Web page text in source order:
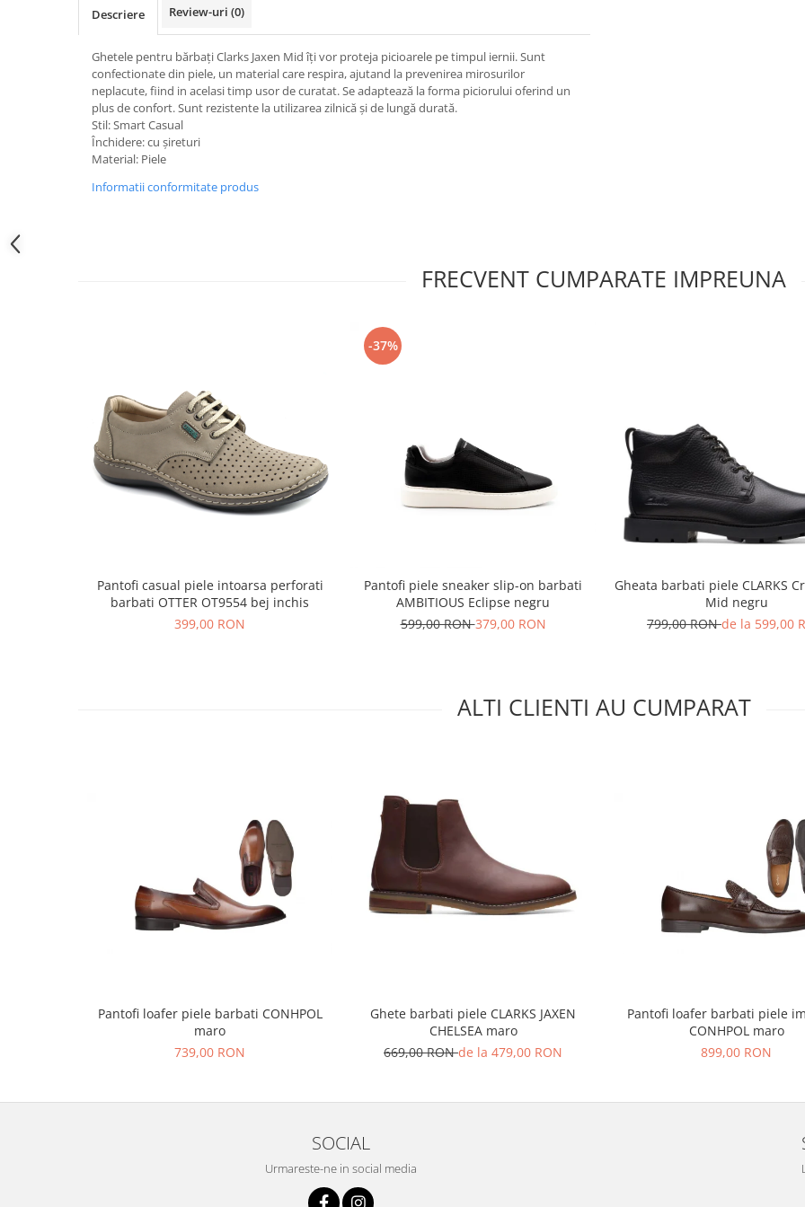
Descriere Review-uri (0)
Ghetele pentru bărbați Clarks Jaxen Mid îți vor proteja picioarele pe timpul iernii. Sunt
confectionate din piele, un material care respira, ajutand la prevenirea mirosurilor
neplacute, fiind in acelasi timp usor de curatat. Se adaptează la forma piciorului oferind un
plus de confort. Sunt rezistente la utilizarea zilnică și de lungă durată.
Stil: Smart Casual
Închidere: cu șireturi
Material: Piele
Informatii conformitate produs
FRECVENT CUMPARATE IMPREUNA
Pantofi casual piele intoarsa perforati
barbati OTTER OT9554 bej inchis
399,00 RON
-37%
Pantofi piele sneaker slip-on barbati
AMBITIOUS Eclipse negru
599,00 RON379,00 RON
Gheata barbati piele CLARKS
Mid negru
799,00 RONde la 599,00
ALTI CLIENTI AU CUMPARAT
Pantofi loafer piele barbati CONHPOL
maro
739,00 RON
Ghete barbati piele CLARKS JAXEN
CHELSEA maro
669,00 RONde la 479,00 RON
Pantofi loafer barbati piele
CONHPOL maro
899,00 RON
SOCIAL
Urmareste-ne in social media